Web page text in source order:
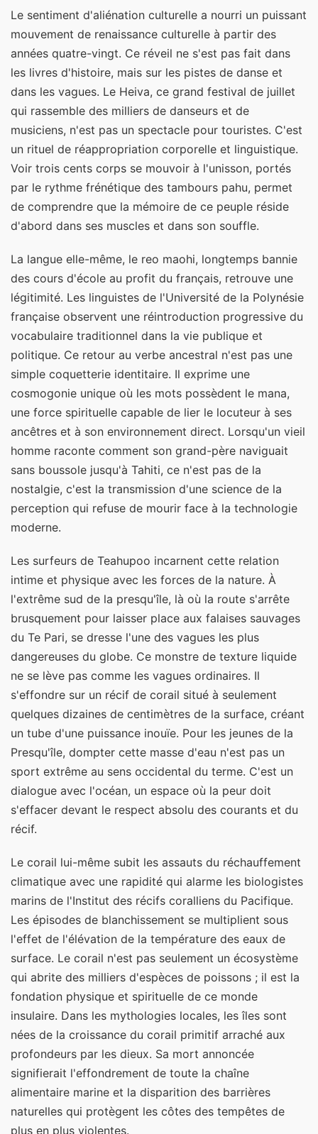
Le sentiment d'aliénation culturelle a nourri un puissant
mouvement de renaissance culturelle à partir des
années quatre-vingt. Ce réveil ne s'est pas fait dans
les livres d'histoire, mais sur les pistes de danse et
dans les vagues. Le Heiva, ce grand festival de juillet
qui rassemble des milliers de danseurs et de
musiciens, n'est pas un spectacle pour touristes. C'est
un rituel de réappropriation corporelle et linguistique.
Voir trois cents corps se mouvoir à l'unisson, portés
par le rythme frénétique des tambours pahu, permet
de comprendre que la mémoire de ce peuple réside
d'abord dans ses muscles et dans son souffle.
La langue elle-même, le reo maohi, longtemps bannie
des cours d'école au profit du français, retrouve une
légitimité. Les linguistes de l'Université de la Polynésie
française observent une réintroduction progressive du
vocabulaire traditionnel dans la vie publique et
politique. Ce retour au verbe ancestral n'est pas une
simple coquetterie identitaire. Il exprime une
cosmogonie unique où les mots possèdent le mana,
une force spirituelle capable de lier le locuteur à ses
ancêtres et à son environnement direct. Lorsqu'un vieil
homme raconte comment son grand-père naviguait
sans boussole jusqu'à Tahiti, ce n'est pas de la
nostalgie, c'est la transmission d'une science de la
perception qui refuse de mourir face à la technologie
moderne.
Les surfeurs de Teahupoo incarnent cette relation
intime et physique avec les forces de la nature. À
l'extrême sud de la presqu'île, là où la route s'arrête
brusquement pour laisser place aux falaises sauvages
du Te Pari, se dresse l'une des vagues les plus
dangereuses du globe. Ce monstre de texture liquide
ne se lève pas comme les vagues ordinaires. Il
s'effondre sur un récif de corail situé à seulement
quelques dizaines de centimètres de la surface, créant
un tube d'une puissance inouïe. Pour les jeunes de la
Presqu'île, dompter cette masse d'eau n'est pas un
sport extrême au sens occidental du terme. C'est un
dialogue avec l'océan, un espace où la peur doit
s'effacer devant le respect absolu des courants et du
récif.
Le corail lui-même subit les assauts du réchauffement
climatique avec une rapidité qui alarme les biologistes
marins de l'Institut des récifs coralliens du Pacifique.
Les épisodes de blanchissement se multiplient sous
l'effet de l'élévation de la température des eaux de
surface. Le corail n'est pas seulement un écosystème
qui abrite des milliers d'espèces de poissons ; il est la
fondation physique et spirituelle de ce monde
insulaire. Dans les mythologies locales, les îles sont
nées de la croissance du corail primitif arraché aux
profondeurs par les dieux. Sa mort annoncée
signifierait l'effondrement de toute la chaîne
alimentaire marine et la disparition des barrières
naturelles qui protègent les côtes des tempêtes de
plus en plus violentes.